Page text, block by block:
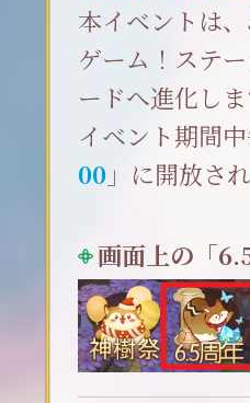
本イベントは、
ゲーム！ステ
ードへ進化しま
イベント期間
00 」に開放され
画面上の「